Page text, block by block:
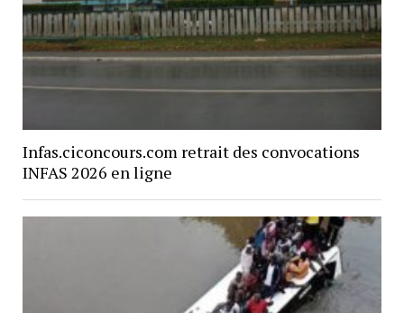
Infas.ciconcours.com retrait des convocations
INFAS 2026 en ligne